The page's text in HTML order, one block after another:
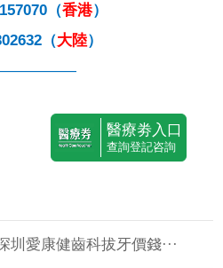
（香港）
（大陸）
醫療劵入口
查詢登記咨詢
圳愛康健齒科拔牙價錢···